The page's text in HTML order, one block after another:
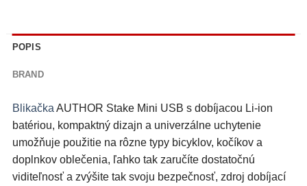
POPIS
BRAND
Blikačka AUTHOR Stake Mini USB s dobíjacou Li-ion
batériou, kompaktný dizajn a univerzálne uchytenie
umožňuje použitie na rôzne typy bicyklov, kočíkov a
doplnkov oblečenia, ľahko tak zaručíte dostatočnú
viditeľnosť a zvýšite tak svoju bezpečnosť, zdroj dobíjací